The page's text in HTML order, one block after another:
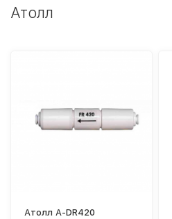
Атолл
Атолл A-DR420